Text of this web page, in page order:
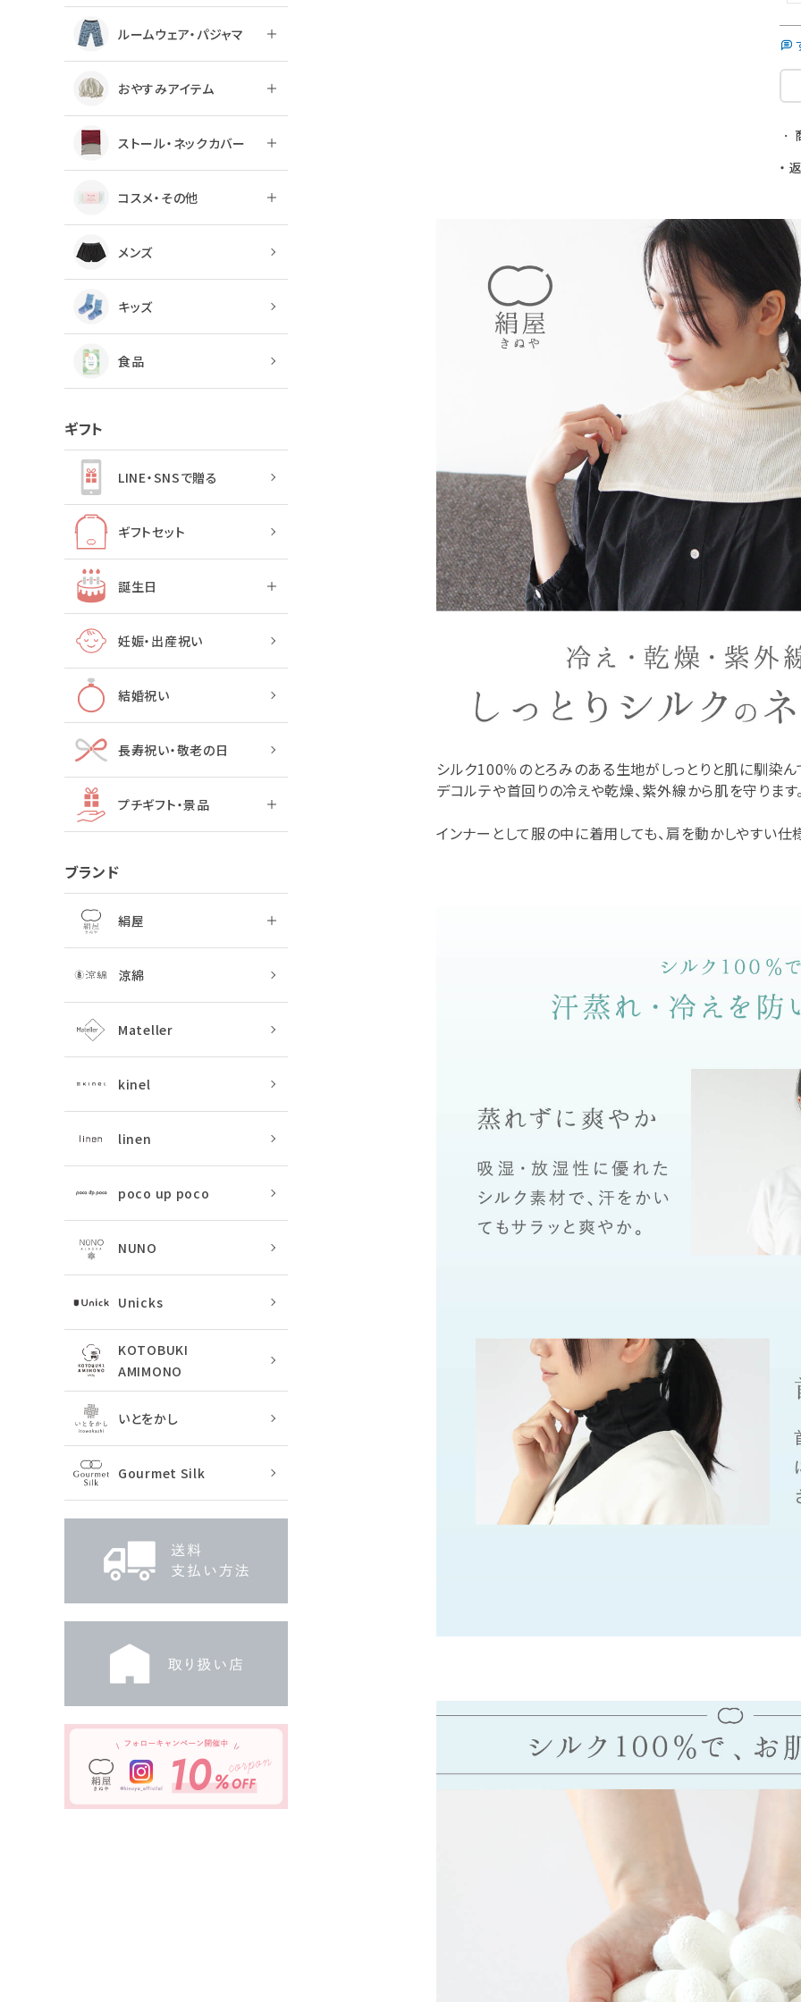
ルームウェア・パジャマ
おやすみアイテム
ストール・ネックカバー
コスメ・その他
メンズ
キッズ
食品
ギフト
LINE・SNSで贈る
ギフトセット
誕生日
妊娠・出産祝い
結婚祝い
長寿祝い・敬老の日
プチギフト・景品
ブランド
絹屋
涼綿
Mateller
kinel
linen
poco up poco
NUNO
Unicks
KOTOBUKI
AMIMONO
いとをかし
Gourmet Silk
シルク100％のとろみのある生地がしっとりと肌に馴染ん
デコルテや首回りの冷えや乾燥、紫外線から肌を守ります
インナーとして服の中に着用しても、肩を動かしやすい仕